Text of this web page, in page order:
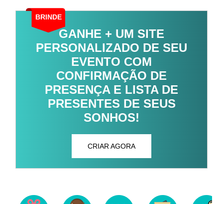
BRINDE
GANHE + UM SITE
PERSONALIZADO DE SEU
EVENTO COM
CONFIRMAÇÃO DE
PRESENÇA E LISTA DE
PRESENTES DE SEUS
SONHOS!
CRIAR AGORA